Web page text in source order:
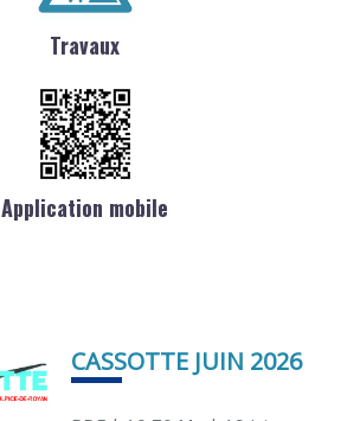
Travaux
Application mobile
CASSOTTE JUIN 2026